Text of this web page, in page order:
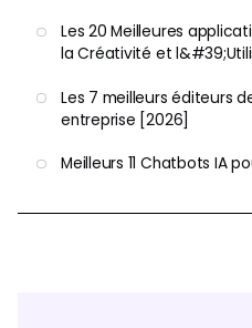
Les 20 Meilleures
la Créativité et
Les 7 meilleurs éditeurs
entreprise [2026]
Meilleurs 11 Chatbots IA